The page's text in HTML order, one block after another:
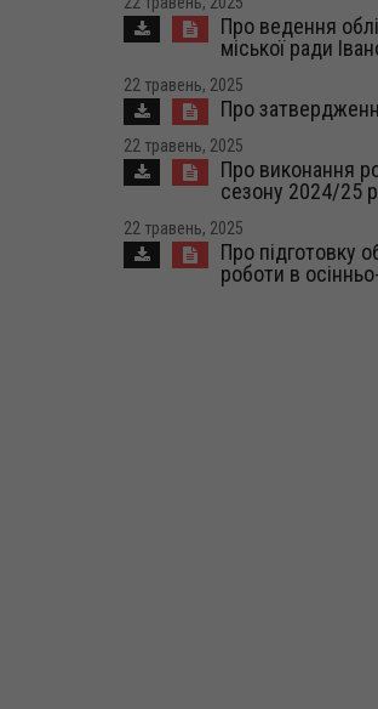
Про ведення
міської ради
22 травень, 2025
Про
22 травень, 2025
Про виконання
сезону 2024/25
22 травень, 2025
Про підготовку
роботи в